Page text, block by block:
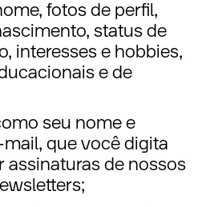
fotos de perfil,
status de
interesses e hobbies,
e de
seu nome e
que você digita
assinaturas de nossos